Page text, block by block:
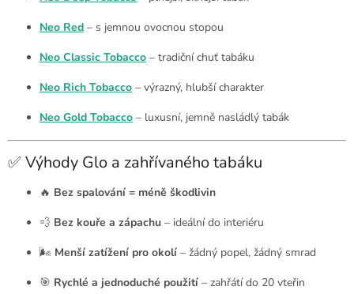
Neo Red – s jemnou ovocnou stopou
Neo Classic Tobacco – tradiční chuť tabáku
Neo Rich Tobacco – výrazný, hlubší charakter
Neo Gold Tobacco – luxusní, jemně nasládlý tabák
✅ Výhody Glo a zahřívaného tabáku
🔥 Bez spalování = méně škodlivin
💨 Bez kouře a zápachu – ideální do interiéru
🌬️ Menší zatížení pro okolí – žádný popel, žádný smrad
🎯 Rychlé a jednoduché použití – zahřátí do 20 vteřin